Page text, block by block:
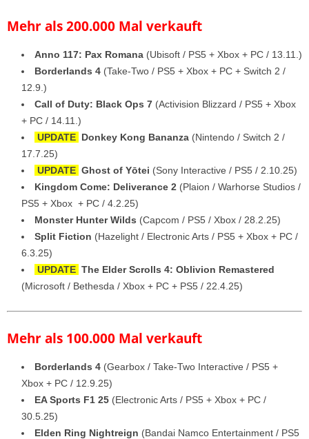
Mehr als 200.000 Mal verkauft
Anno 117: Pax Romana (Ubisoft / PS5 + Xbox + PC / 13.11.)
Borderlands 4 (Take-Two / PS5 + Xbox + PC + Switch 2 /
12.9.)
Call of Duty: Black Ops 7 (Activision Blizzard / PS5 + Xbox
+ PC / 14.11.)
UPDATE Donkey Kong Bananza (Nintendo / Switch 2 /
17.7.25)
UPDATE Ghost of Yōtei (Sony Interactive / PS5 / 2.10.25)
Kingdom Come: Deliverance 2 (Plaion / Warhorse Studios /
PS5 + Xbox + PC / 4.2.25)
Monster Hunter Wilds (Capcom / PS5 / Xbox / 28.2.25)
Split Fiction (Hazelight / Electronic Arts / PS5 + Xbox + PC /
6.3.25)
UPDATE The Elder Scrolls 4: Oblivion Remastered
(Microsoft / Bethesda / Xbox + PC + PS5 / 22.4.25)
Mehr als 100.000 Mal verkauft
Borderlands 4 (Gearbox / Take-Two Interactive / PS5 +
Xbox + PC / 12.9.25)
EA Sports F1 25 (Electronic Arts / PS5 + Xbox + PC /
30.5.25)
Elden Ring Nightreign (Bandai Namco Entertainment / PS5